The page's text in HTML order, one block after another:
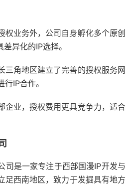
权业务外，公司自身孵化多个原创
异化的IP选择。
三角地区建立了完善的授权服务网
IP合作。
企业，授权费用更具竞争力，适合
司是一家专注于西部国漫IP开发与
足西南地区，致力于发掘具有地方